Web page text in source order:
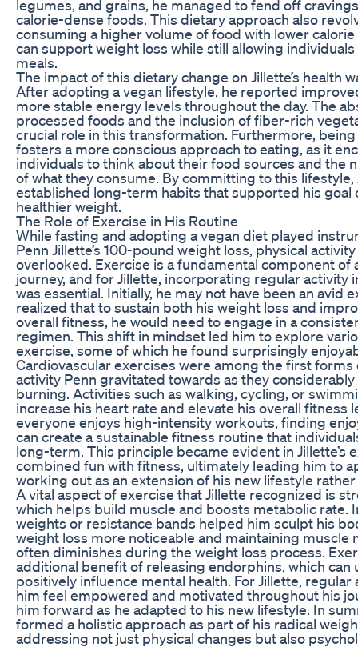
legumes, and grains, he managed to fend off
calorie-dense foods. This dietary approach also
consuming a higher volume of food with lower calorie
can support weight loss while still allowing
meals.
The impact of this dietary change on Jillette’s health
After adopting a vegan lifestyle, he reported
more stable energy levels throughout the day. The
processed foods and the inclusion of fiber-rich
crucial role in this transformation. Furthermore,
fosters a more conscious approach to eating, as it
individuals to think about their food sources and the
of what they consume. By committing to this lifestyle,
established long-term habits that supported his goal
healthier weight.
The Role of Exercise in His Routine
While fasting and adopting a vegan diet played
Penn Jillette’s 100-pound weight loss, physical
overlooked. Exercise is a fundamental component of
journey, and for Jillette, incorporating regular activity
was essential. Initially, he may not have been an avid
realized that to sustain both his weight loss and
overall fitness, he would need to engage in a
regimen. This shift in mindset led him to explore
exercise, some of which he found surprisingly
Cardiovascular exercises were among the first forms
activity Penn gravitated towards as they
burning. Activities such as walking, cycling, or
increase his heart rate and elevate his overall fitness
everyone enjoys high-intensity workouts, finding
can create a sustainable fitness routine that
long-term. This principle became evident in Jillette’s
combined fun with fitness, ultimately leading him to
working out as an extension of his new lifestyle
A vital aspect of exercise that Jillette recognized is
which helps build muscle and boosts metabolic rate.
weights or resistance bands helped him sculpt his
weight loss more noticeable and maintaining muscle
often diminishes during the weight loss process.
additional benefit of releasing endorphins, which can
positively influence mental health. For Jillette, regular
him feel empowered and motivated throughout his
him forward as he adapted to his new lifestyle. In
formed a holistic approach as part of his radical
addressing not just physical changes but also